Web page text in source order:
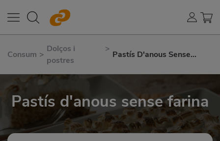
Consum >
Dolços i
postres
>
Pastís D'anous Sense
Pastís d'anous sense farina